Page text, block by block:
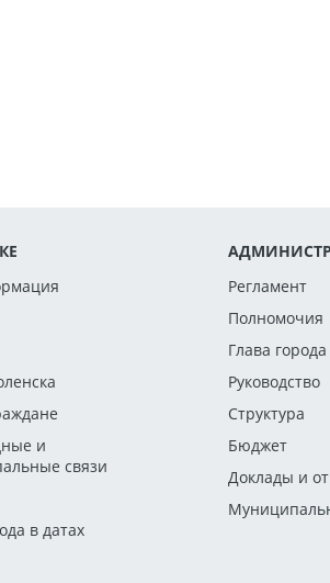
и
связи
в датах
Регламент
Полномочия
Глава города
Руководство
Структура
Бюджет
Доклады и